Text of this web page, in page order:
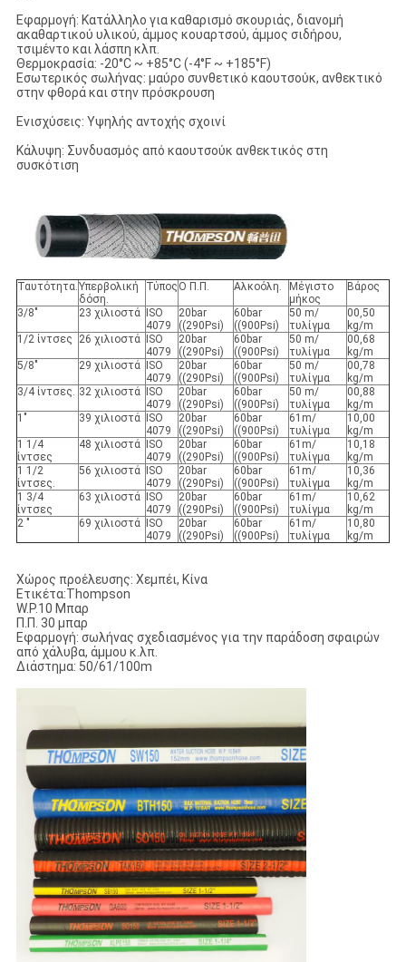
Εφαρμογή: Κατάλληλο για καθαρισμό σκουριάς, διανομή
ακαθαρτικού υλικού, άμμος κουαρτσού, άμμος σιδήρου,
τσιμέντο και λάσπη κλπ.
Θερμοκρασία: -20°C ~ +85°C (-4°F ~ +185°F)
Εσωτερικός σωλήνας: μαύρο συνθετικό καουτσούκ, ανθεκτικό
στην φθορά και στην πρόσκρουση
Ενισχύσεις: Υψηλής αντοχής σχοινί
Κάλυψη: Συνδυασμός από καουτσούκ ανθεκτικός στη
συσκότιση
Ταυτότητα.Υπερβολική
δόση.
Τύπος Ο Π.Π. Αλκοόλη.
Μέγιστο
μήκος
Βάρος
3/8" 23 χιλιοστά
ISO
4079
20bar
((290Psi)
60bar
((900Psi)
50 m/
τυλίγμα
00,50
kg/m
1/2 ίντσες
26 χιλιοστά
ISO
4079
20bar
((290Psi)
60bar
((900Psi)
50 m/
τυλίγμα
00,68
kg/m
5/8"
29 χιλιοστά
ISO
4079
20bar
((290Psi)
60bar
((900Psi)
50 m/
τυλίγμα
00,78
kg/m
3/4 ίντσες. 32 χιλιοστά
ISO
4079
20bar
((290Psi)
60bar
((900Psi)
50 m/
τυλίγμα
00,88
kg/m
1"
39 χιλιοστά
ISO
4079
20bar
((290Psi)
60bar
((900Psi)
61m/
τυλίγμα
10,00
kg/m
1 1/4
ίντσες
48 χιλιοστά
ISO
4079
20bar
((290Psi)
60bar
((900Psi)
61m/
τυλίγμα
10,18
kg/m
1 1/2
ίντσες.
56 χιλιοστά
ISO
4079
20bar
((290Psi)
60bar
((900Psi)
61m/
τυλίγμα
10,36
kg/m
1 3/4
ίντσες
63 χιλιοστά
ISO
4079
20bar
((290Psi)
60bar
((900Psi)
61m/
τυλίγμα
10,62
kg/m
2 "
69 χιλιοστά
ISO
4079
20bar
((290Psi)
60bar
((900Psi)
61m/
τυλίγμα
10,80
kg/m
Χώρος προέλευσης: Χεμπέι, Κίνα
Ετικέτα:Thompson
W.P.10 Μπαρ
Π.Π. 30 μπαρ
Εφαρμογή: σωλήνας σχεδιασμένος για την παράδοση σφαιρών
από χάλυβα, άμμου κ.λπ.
Διάστημα: 50/61/100m